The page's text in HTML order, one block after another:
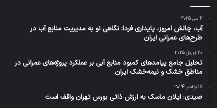
4 می 2025
آب، چالش امروز، پایداری فردا: نگاهی نو به مدیریت منابع آب در
طرح‌های عمرانی ایران
20 آوریل 2025
تحلیل جامع پیامدهای کمبود منابع آبی بر عملکرد پروژه‌های عمرانی در
مناطق خشک و نیمه‌خشک ایران
18 نوامبر 2024
صیدی: ایلان ماسک به ارزش ذاتی بورس تهران واقف است